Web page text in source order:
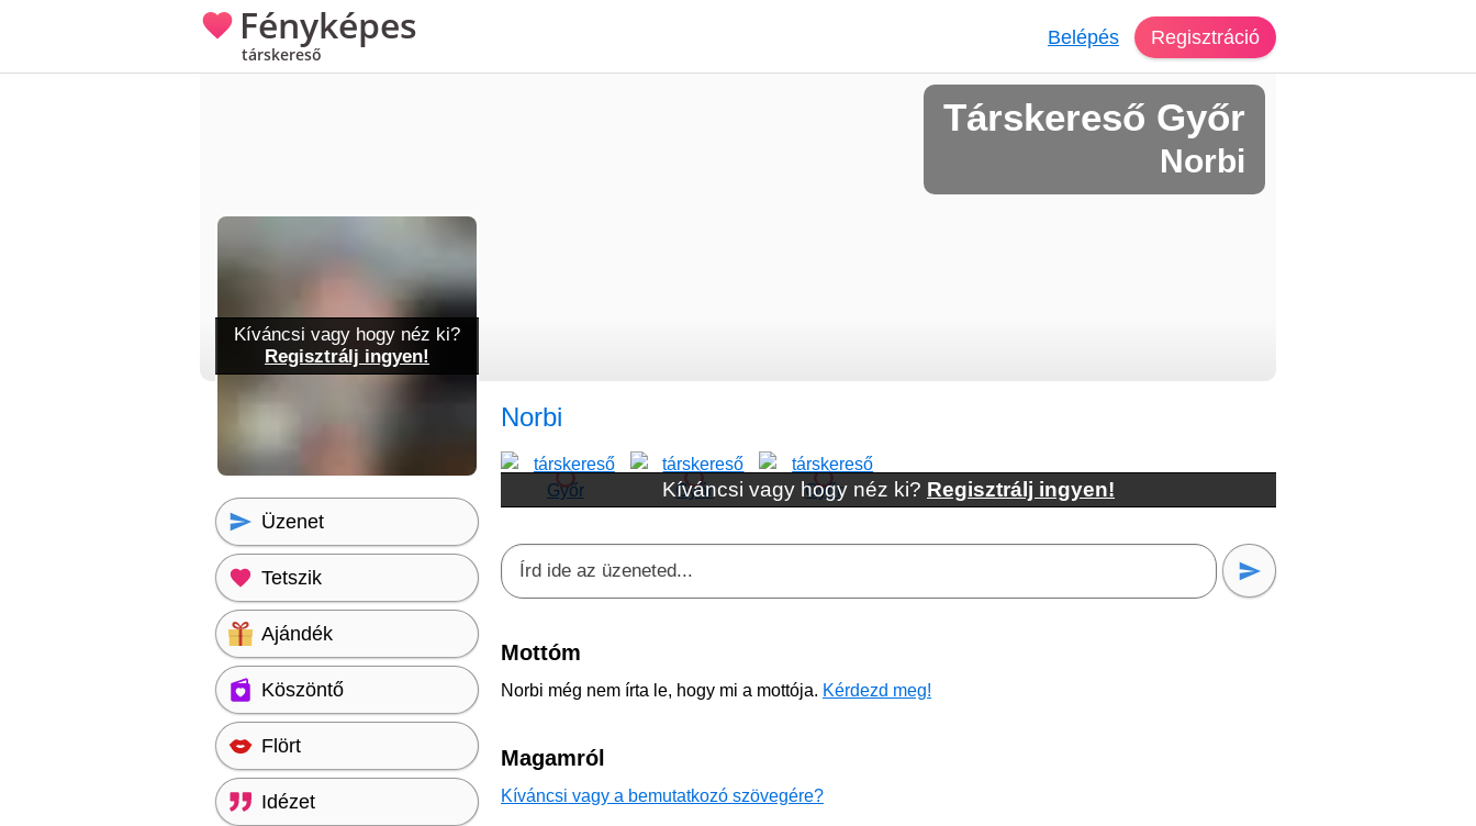
Fényképes
társkereső
Belépés Regisztráció
Társkereső Győr
Norbi
Norbi
Kíváncsi vagy hogy néz ki? Regisztrálj ingyen!
Mottóm
Norbi még nem írta le, hogy mi a mottója. Kérdezd meg!
Magamról
Kíváncsi vagy a bemutatkozó szövegére?
Kíváncsi vagy hogy néz ki?
Regisztrálj ingyen!
Üzenet
Tetszik
Ajándék
Köszöntő
Flört
Idézet